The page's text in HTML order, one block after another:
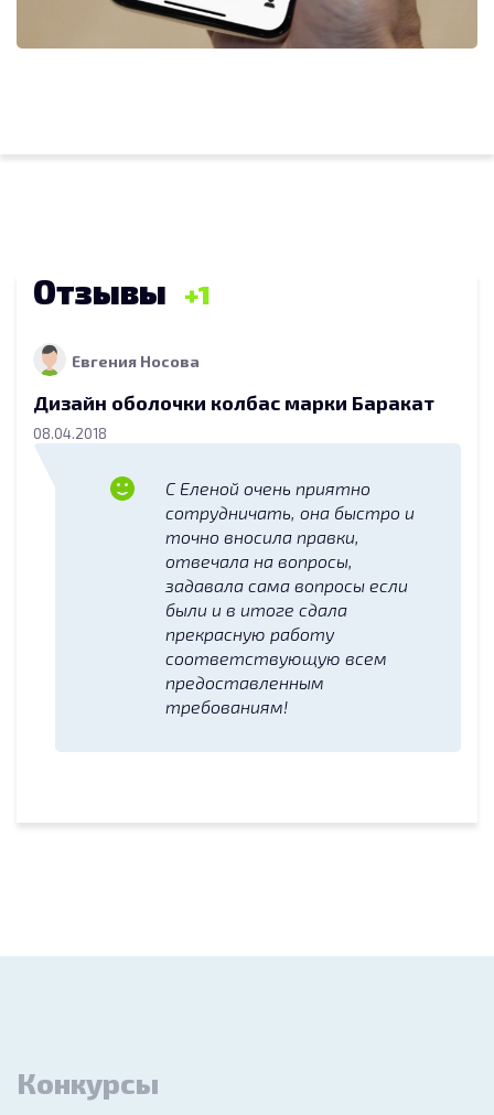
Отзывы 1
Евгения Носова
Дизайн оболочки колбас марки Баракат
08.04.2018
С Еленой очень приятно
сотрудничать, она быстро и
точно вносила правки,
отвечала на вопросы,
задавала сама вопросы если
были и в итоге сдала
прекрасную работу
соответствующую всем
предоставленным
требованиям!
Конкурсы